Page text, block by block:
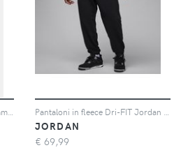
JORDAN
€ 69,99